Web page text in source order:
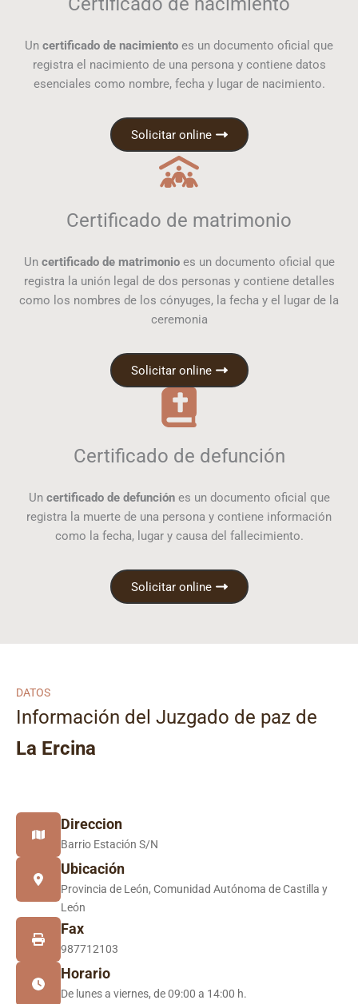
Un certificado de nacimiento es un documento oficial que
registra el nacimiento de una persona y contiene datos
esenciales como nombre, fecha y lugar de nacimiento.
Solicitar online
Certificado de matrimonio
Un certificado de matrimonioes un documento oficial que
registra la unión legal de dos personas y contiene detalles
como los nombres de los cónyuges, la fecha y el lugar de la
ceremonia
Solicitar online
Certificado de defunción
Un certificado de defunciónes un documento oficial que
registra la muerte de una persona y contiene información
como la fecha, lugar y causa del fallecimiento.
Solicitar online
DATOS
Información del Juzgado de paz de
La Ercina
Direccion
Barrio Estación S/N
Ubicación
Provincia de León, Comunidad Autónoma de Castilla y
León
Fax
987712103
Horario
De lunes a viernes, de 09:00 a 14:00 h.